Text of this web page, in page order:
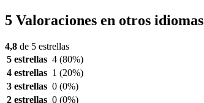
5 Valoraciones en otros idiomas
4,8 de 5 estrellas
5 estrellas 4 (80%)
4 estrellas 1 (20%)
3 estrellas 0 (0%)
2 estrellas 0 (0%)